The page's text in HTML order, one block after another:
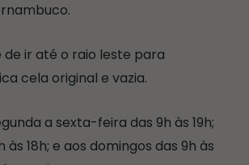
de ir até o raio leste para
cela original e vazia.
a sexta-feira das 9h às 19h;
às 18h; e aos domingos das 9h às